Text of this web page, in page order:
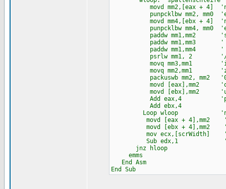
movd mm2,[eax + 4]
punpcklbw mm2, mm0
movd mm4,[ebx + 4]
punpcklbw mm4, mm0
paddw mm1,mm2
paddw mm1,mm3 '
paddw mm1,mm4 '
psrlw mm1, 2 '/4 --> =
movq mm3,mm1 'in
movq mm2,mm1 'zum
packuswb mm2, mm2
movd [eax],mm2 'oberes
movd [ebx],mm2
Add eax,4 'pointer
Add ebx,4
Loop wloop
movd [eax + 4],mm2
movd [ebx + 4],mm2
mov ecx,[scrWidth]
Sub edx,1
jnz hloop
emms
End Asm
End Sub